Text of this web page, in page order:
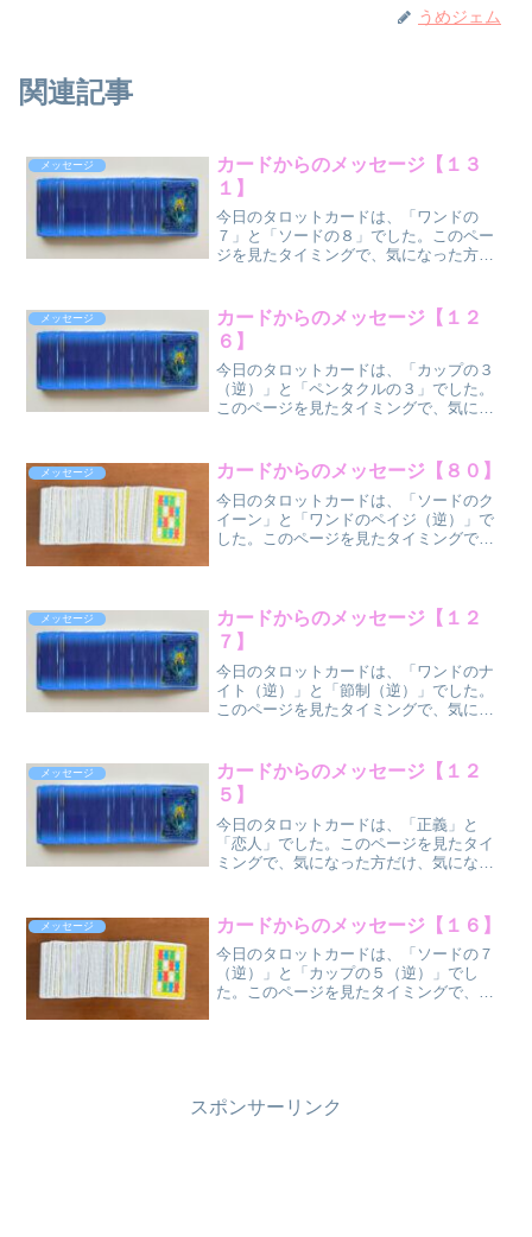
うめジェム
関連記事
メッセージ
カードからのメッセージ【１３
１】
今日のタロットカードは、「ワンドの
７」と「ソードの８」でした。このペー
ジを見たタイミングで、気になった方だ
〈火〉の７（正位
置）
ソード〈風...
メッセージ
カードからのメッセージ【１２
６】
今日のタロットカードは、「カップの３
（逆）」と「ペンタクルの３」でした。
このページを見たタイミングで、気にな
ね。 カップ
〈水〉の３（逆位
置）
ペ...
メッセージ カードからのメッセージ【８０】
今日のタロットカードは、「ソードのク
イーン」と「ワンドのペイジ（逆）」で
した。このページを見たタイミングで、
イーン（正位
置） ...
メッセージ
カードからのメッセージ【１２
７】
今日のタロットカードは、「ワンドのナ
イト（逆）」と「節制（逆）」でした。
このページを見たタイミングで、気にな
ワンド〈火〉のナイト（逆位
置） ...
メッセージ
カードからのメッセージ【１２
５】
今日のタロットカードは、「正義」と
「恋人」でした。このページを見たタイ
ミングで、気になった方だけ、気になっ
（正位
置）
恋人（正位置） ...
メッセージ カードからのメッセージ【１６】
今日のタロットカードは、「ソードの７
（逆）」と「カップの５（逆）」でし
た。このページを見たタイミングで、気
...
スポンサーリンク